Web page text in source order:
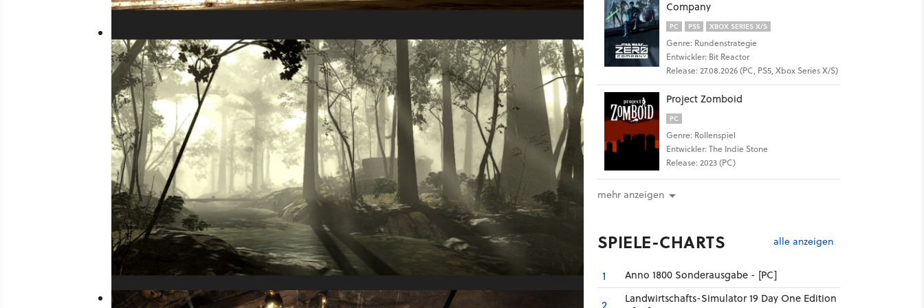
Company
PC PS5 XBOX SERIES X/S
Genre: Rundenstrategie
Entwickler: Bit Reactor
Release: 27.08.2026 (PC, PS5, Xbox Series X/S)
Project Zomboid
PC
Genre: Rollenspiel
Entwickler: The Indie Stone
Release: 2023 (PC)
mehr anzeigen
SPIELE-CHARTS alle anzeigen
1 Anno 1800 Sonderausgabe - [PC]
Landwirtschafts-Simulator 19 Day One Edition